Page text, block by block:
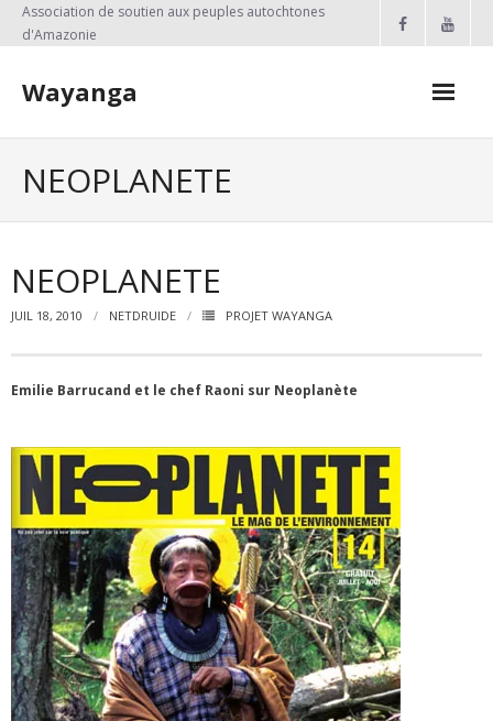
SkipAssociation de soutien aux peuples autochtones
d'Amazonie
Wayanga
- PROJETS EN COURS
- Actions réalisées en France
ETRE UN PARTENAIRE
REJOIGNEZ-NOUS !
VIDEOS et MEDIAS
NEOPLANETE
NEOPLANETE
JUIL 18, 2010 NETDRUIDE PROJET WAYANGA
Emilie Barrucand et le chef Raoni sur Neoplanète